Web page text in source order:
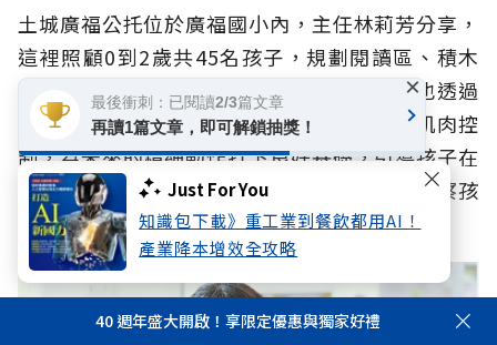
Just For You
知識包下載》重工業到餐飲都用AI！
產業降本增效全攻略
土城廣福公托位於廣福國小內，主任林莉芳分享，
這裡照顧0到2歲共45名孩子，規劃閱讀區、積木
區等空間，並導入食農、環保、生命教育，也透過
「投擲」等遊戲，訓練孩子的手眼協調、小肌肉控
制，為未來的精細動作打下良好基礎，引導孩子在
安全的環境中盡情探索、快樂成長，也細心觀察孩
子的發展，進行早療篩檢。
40 週年盛大開啟！享限定優惠與獨家好禮
最後衝刺：已閱讀2/3篇文章
再讀1篇文章，即可解鎖抽獎！
×